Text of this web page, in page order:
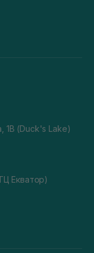
1В (Duck's Lake)
Екватор)